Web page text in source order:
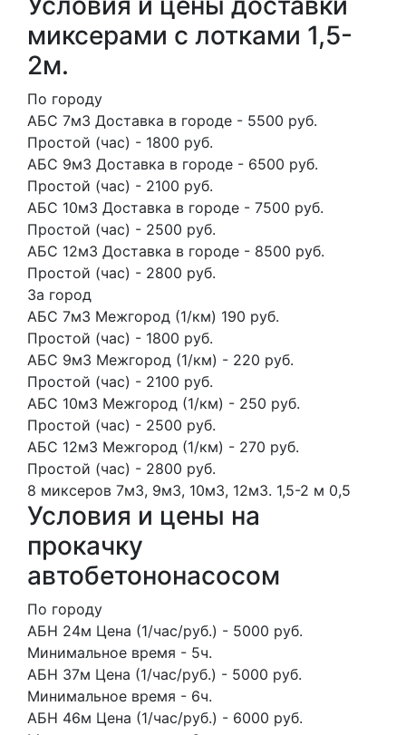
миксерами с лотками 1,5-
2м.
По городу
АБС 7м3 Доставка в городе - 5500 руб.
Простой (час) - 1800 руб.
АБС 9м3 Доставка в городе - 6500 руб.
Простой (час) - 2100 руб.
АБС 10м3 Доставка в городе - 7500 руб.
Простой (час) - 2500 руб.
АБС 12м3 Доставка в городе - 8500 руб.
Простой (час) - 2800 руб.
За город
АБС 7м3 Межгород (1/км) 190 руб.
Простой (час) - 1800 руб.
АБС 9м3 Межгород (1/км) - 220 руб.
Простой (час) - 2100 руб.
АБС 10м3 Межгород (1/км) - 250 руб.
Простой (час) - 2500 руб.
АБС 12м3 Межгород (1/км) - 270 руб.
Простой (час) - 2800 руб.
8 миксеров 7м3, 9м3, 10м3, 12м3. 1,5-2 м 0,5
Условия и цены на
прокачку
автобетононасосом
По городу
АБН 24м Цена (1/час/руб.) - 5000 руб.
Минимальное время - 5ч.
АБН 37м Цена (1/час/руб.) - 5000 руб.
Минимальное время - 6ч.
АБН 46м Цена (1/час/руб.) - 6000 руб.